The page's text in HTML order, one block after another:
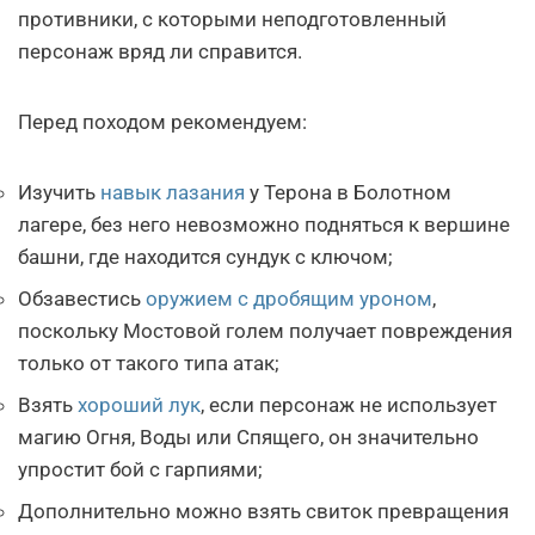
противники, с которыми неподготовленный
персонаж вряд ли справится.
Перед походом рекомендуем:
Изучить навык лазания у Терона в Болотном
лагере, без него невозможно подняться к вершине
башни, где находится сундук с ключом;
Обзавестись оружием с дробящим уроном,
поскольку Мостовой голем получает повреждения
только от такого типа атак;
Взять хороший лук, если персонаж не использует
магию Огня, Воды или Спящего, он значительно
упростит бой с гарпиями;
Дополнительно можно взять свиток превращения